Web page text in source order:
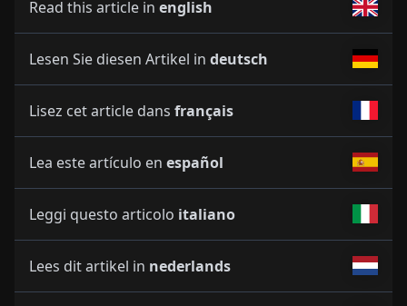
Read this article in english
Lesen Sie diesen Artikel in deutsch
Lisez cet article dans français
Lea este artículo en español
Leggi questo articolo italiano
Lees dit artikel in nederlands